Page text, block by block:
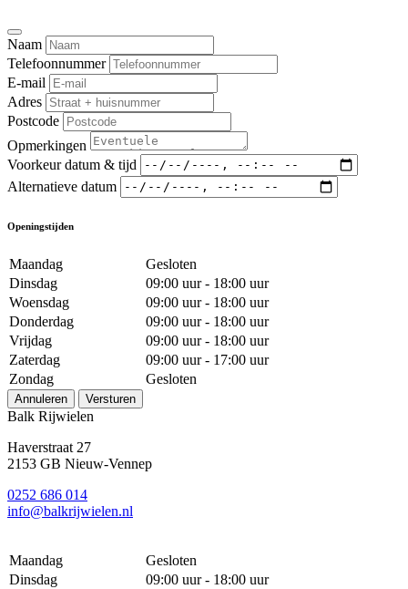
Naam
Telefoonnummer
E-mail
Adres
Postcode
Opmerkingen
Voorkeur datum & tijd
Alternatieve datum
Openingstijden
Maandag
Gesloten
Dinsdag
09:00 uur - 18:00 uur
Woensdag
09:00 uur - 18:00 uur
Donderdag
09:00 uur - 18:00 uur
Vrijdag
09:00 uur - 18:00 uur
Zaterdag
09:00 uur - 17:00 uur
Zondag
Gesloten
Annuleren Versturen
Balk Rijwielen
Haverstraat 27
2153 GB Nieuw-Vennep
0252 686 014
info@balkrijwielen.nl
Maandag
Gesloten
Dinsdag
09:00 uur - 18:00 uur